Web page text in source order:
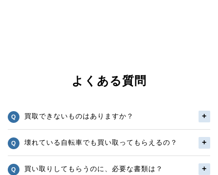
よくある質問
買取できないものはありますか？
壊れている自転車でも買い取ってもらえるの？
買い取りしてもらうのに、必要な書類は？